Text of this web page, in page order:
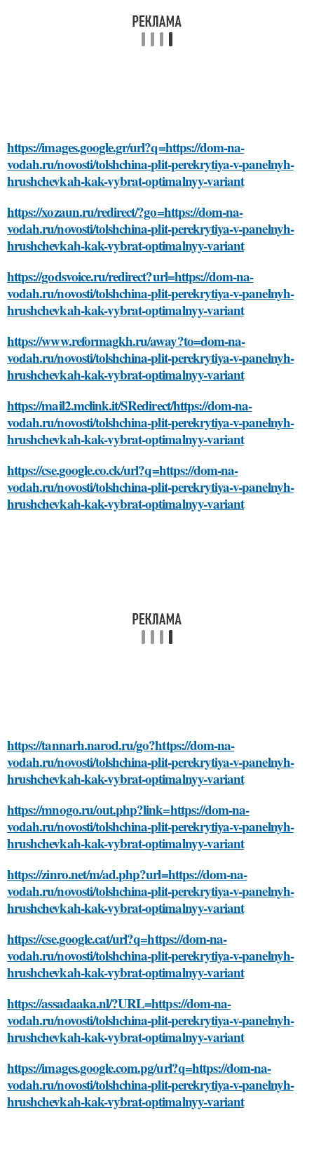
https://images.google.gr/url?q=https://dom-na-
vodah.ru/novosti/tolshchina-plit-perekrytiya-v-panelnyh-
hrushchevkah-kak-vybrat-optimalnyy-variant
https://xozaun.ru/redirect/?go=https://dom-na-
vodah.ru/novosti/tolshchina-plit-perekrytiya-v-panelnyh-
hrushchevkah-kak-vybrat-optimalnyy-variant
https://godsvoice.ru/redirect?url=https://dom-na-
vodah.ru/novosti/tolshchina-plit-perekrytiya-v-panelnyh-
hrushchevkah-kak-vybrat-optimalnyy-variant
https://www.reformagkh.ru/away?to=dom-na-
vodah.ru/novosti/tolshchina-plit-perekrytiya-v-panelnyh-
hrushchevkah-kak-vybrat-optimalnyy-variant
https://mail2.mclink.it/SRedirect/https://dom-na-
vodah.ru/novosti/tolshchina-plit-perekrytiya-v-panelnyh-
hrushchevkah-kak-vybrat-optimalnyy-variant
https://cse.google.co.ck/url?q=https://dom-na-
vodah.ru/novosti/tolshchina-plit-perekrytiya-v-panelnyh-
hrushchevkah-kak-vybrat-optimalnyy-variant
https://tannarh.narod.ru/go?https://dom-na-
vodah.ru/novosti/tolshchina-plit-perekrytiya-v-panelnyh-
hrushchevkah-kak-vybrat-optimalnyy-variant
https://mnogo.ru/out.php?link=https://dom-na-
vodah.ru/novosti/tolshchina-plit-perekrytiya-v-panelnyh-
hrushchevkah-kak-vybrat-optimalnyy-variant
https://zinro.net/m/ad.php?url=https://dom-na-
vodah.ru/novosti/tolshchina-plit-perekrytiya-v-panelnyh-
hrushchevkah-kak-vybrat-optimalnyy-variant
https://cse.google.cat/url?q=https://dom-na-
vodah.ru/novosti/tolshchina-plit-perekrytiya-v-panelnyh-
hrushchevkah-kak-vybrat-optimalnyy-variant
https://assadaaka.nl/?URL=https://dom-na-
vodah.ru/novosti/tolshchina-plit-perekrytiya-v-panelnyh-
hrushchevkah-kak-vybrat-optimalnyy-variant
https://images.google.com.pg/url?q=https://dom-na-
vodah.ru/novosti/tolshchina-plit-perekrytiya-v-panelnyh-
hrushchevkah-kak-vybrat-optimalnyy-variant